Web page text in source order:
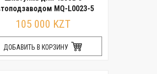
MQ-L0023-5
105 000 KZT
ДОБАВИТЬ В КОРЗИНУ